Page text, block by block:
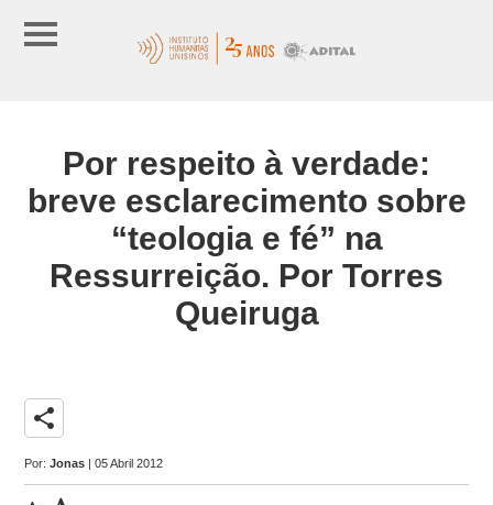
Por respeito à verdade:
breve esclarecimento sobre
“teologia e fé” na
Ressurreição. Por Torres
Queiruga
share
Por:Jonas | 05 Abril 2012